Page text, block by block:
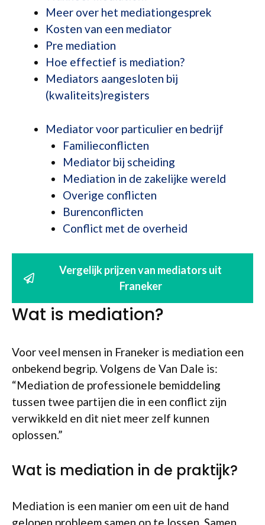
Meer over het mediationgesprek
Kosten van een mediator
Pre mediation
Hoe effectief is mediation?
Mediators aangesloten bij
(kwaliteits)registers
Mediator voor particulier en bedrijf
Familieconflicten
Mediator bij scheiding
Mediation in de zakelijke wereld
Overige conflicten
Burenconflicten
Conflict met de overheid
Vergelijk prijzen van mediators uit
Franeker
Wat is mediation?
Voor veel mensen in Franeker is mediation een
onbekend begrip. Volgens de Van Dale is:
“Mediation de professionele bemiddeling
tussen twee partijen die in een conflict zijn
verwikkeld en dit niet meer zelf kunnen
oplossen.”
Wat is mediation in de praktijk?
Mediation is een manier om een uit de hand
gelopen probleem samen op te lossen. Samen